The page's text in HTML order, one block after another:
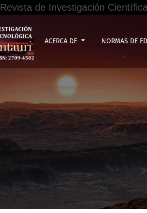
Revista de Investigación
ACERCA DE NORMAS DE